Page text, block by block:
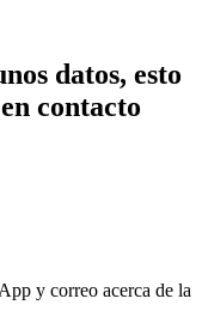
datos, esto
contacto
y correo acerca de la